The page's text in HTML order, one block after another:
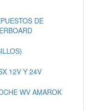
DE
12V Y 24V
WV AMAROK